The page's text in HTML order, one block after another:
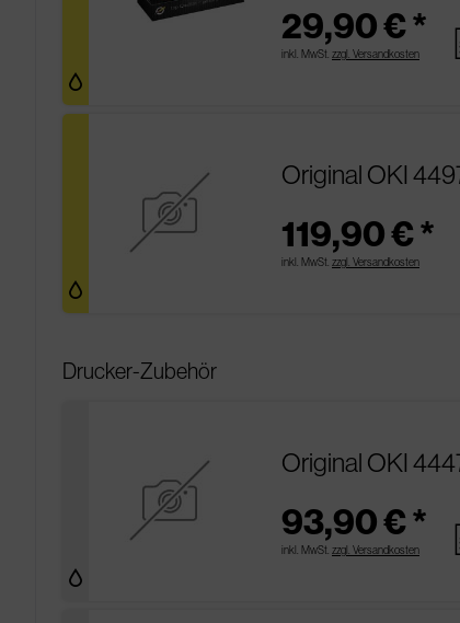
29,90 € *
inkl. MwSt. zzgl. Versandkosten
Original OKI
119,90 € *
inkl. MwSt. zzgl. Versandkosten
Drucker-Zubehör
Original OKI
93,90 € *
inkl. MwSt. zzgl. Versandkosten